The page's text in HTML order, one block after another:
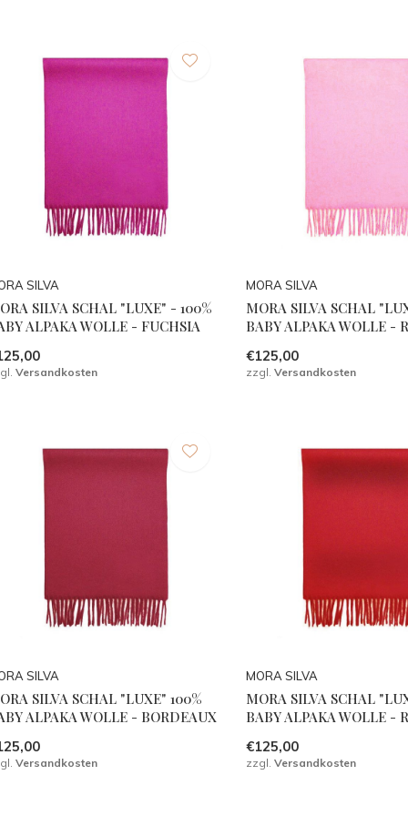
SILVA
SILVA SCHAL "LUXE" - 100%
ALPAKA WOLLE - FUCHSIA
Versandkosten
MORA SILVA
MORA SILVA SCHAL
BABY ALPAKA WOLLE -
€125,00
zzgl. Versandkosten
SILVA
SILVA SCHAL "LUXE" 100%
ALPAKA WOLLE - BORDEAUX
Versandkosten
MORA SILVA
MORA SILVA SCHAL
BABY ALPAKA WOLLE -
€125,00
zzgl. Versandkosten